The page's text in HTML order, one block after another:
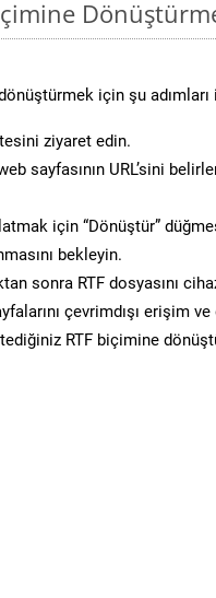
için şu adımları
ziyaret edin.
sayfasının URL’sini
için “Dönüştür”
bekleyin.
sonra RTF dosyasını
çevrimdışı erişim
RTF biçimine